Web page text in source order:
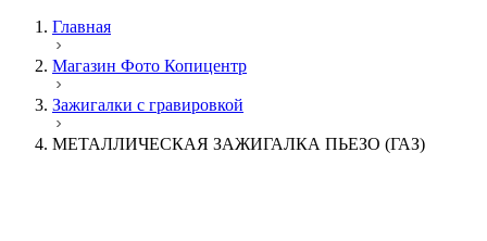
Главная
Магазин Фото Копицентр
Зажигалки с гравировкой
МЕТАЛЛИЧЕСКАЯ ЗАЖИГАЛКА ПЬЕЗО (ГАЗ)